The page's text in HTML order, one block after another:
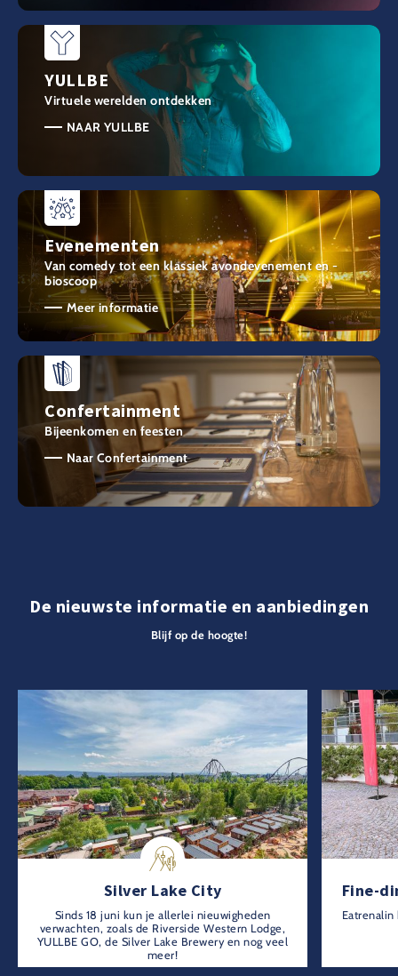
YULLBE
Virtuele werelden ontdekken
NAAR YULLBE
Evenementen
Van comedy tot een klassiek avondevenement en -
bioscoop
Meer informatie
Confertainment
Bijeenkomen en feesten
Naar Confertainment
De nieuwste informatie en aanbiedingen
Blijf op de hoogte!
Silver Lake City
Sinds 18 juni kun je allerlei nieuwigheden
verwachten, zoals de Riverside Western Lodge,
YULLBE GO, de Silver Lake Brewery en nog veel
meer!
Fine-